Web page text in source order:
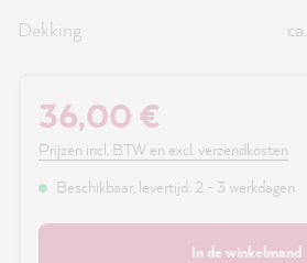
Dekking
ca.
36,00 €
Prijzen incl. BTW en excl. verzendkosten
Beschikbaar, levertijd: 2 - 3 werkdagen
In de winkelmand